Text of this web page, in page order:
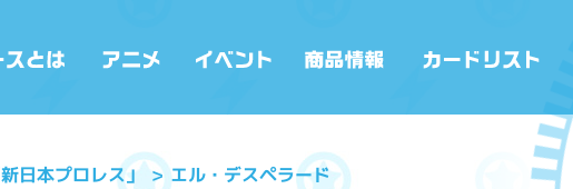
日本プロレス」 エル・デスペラード